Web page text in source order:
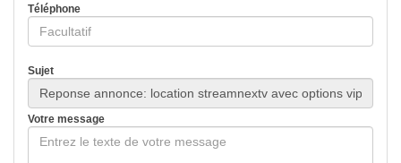
Téléphone
Sujet
Votre message